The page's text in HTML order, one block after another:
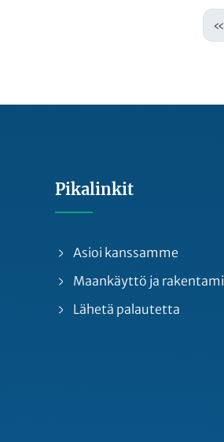
«
Pikalinkit
Asioi kanssamme
Maankäyttö ja
Lähetä palautetta